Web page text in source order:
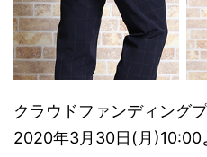
クラウドファンディング
2020年3月30日(月)10:00